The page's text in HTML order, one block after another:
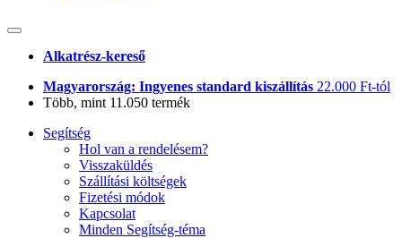
Alkatrész-kereső
Magyarország: Ingyenes standard kiszállítás 22.000 Ft-tól
Több, mint 11.050 termék
Segítség
Hol van a rendelésem?
Visszaküldés
Szállítási költségek
Fizetési módok
Kapcsolat
Minden Segítség-téma